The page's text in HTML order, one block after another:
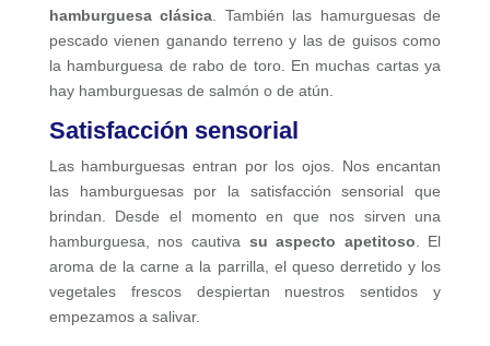
hamburguesa clásica . También las hamurguesas de
pescado vienen ganando terreno y las de guisos como
la hamburguesa de rabo de toro. En muchas cartas ya
hay hamburguesas de salmón o de atún.
Satisfacción sensorial
Las hamburguesas entran por los ojos. Nos encantan
las hamburguesas por la satisfacción sensorial que
brindan. Desde el momento en que nos sirven una
hamburguesa, nos cautiva su aspecto apetitoso . El
aroma de la carne a la parrilla, el queso derretido y los
vegetales frescos despiertan nuestros sentidos y
empezamos a salivar.